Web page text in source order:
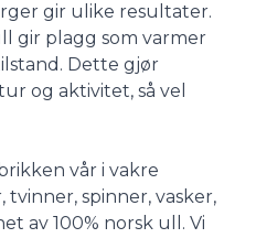
gir ulike resultater.
gir plagg som varmer
Dette gjør
og aktivitet, så vel
vår i vakre
tvinner, spinner, vasker,
av 100% norsk ull. Vi